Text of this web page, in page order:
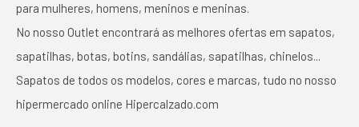
para mulheres, homens, meninos e meninas.
No nosso Outlet encontrará as melhores ofertas em sapatos,
sapatilhas, botas, botins, sandálias, sapatilhas, chinelos...
Sapatos de todos os modelos, cores e marcas, tudo no nosso
hipermercado online Hipercalzado.com